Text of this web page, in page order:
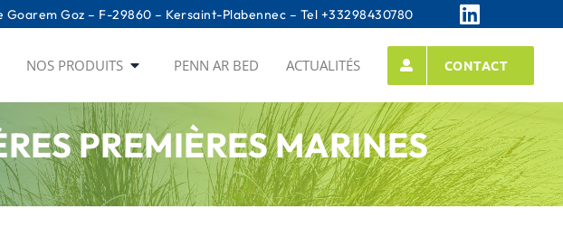
Goarem Goz – F-29860 – Kersaint-Plabennec – Tel +33298430780
NOS PRODUITS PENN AR BED ACTUALITÉS CONTACT
PREMIÈRES MARINES